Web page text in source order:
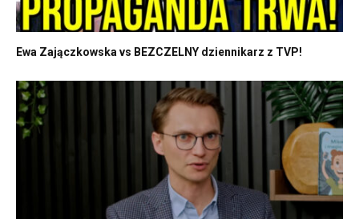
Ewa Zajączkowska vs BEZCZELNY dziennikarz z TVP!